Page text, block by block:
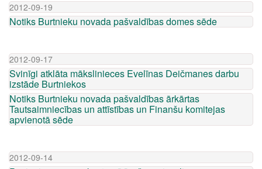
2012-09-19
Notiks Burtnieku novada pašvaldības domes sēde
2012-09-17
Svinīgi atklāta mākslinieces Evelīnas Deičmanes darbu
izstāde Burtniekos
Notiks Burtnieku novada pašvaldības ārkārtas
Tautsaimniecības un attīstības un Finanšu komitejas
apvienotā sēde
2012-09-14